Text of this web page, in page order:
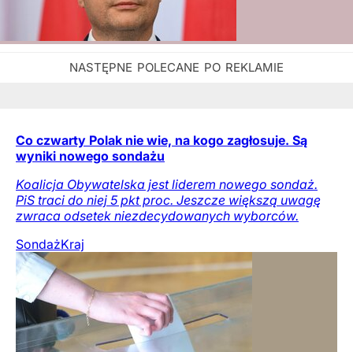
Co czwarty Polak nie wie, na kogo zagłosuje. Są
wyniki nowego sondażu
Koalicja Obywatelska jest liderem nowego sondaż.
PiS traci do niej 5 pkt proc. Jeszcze większą uwagę
zwraca odsetek niezdecydowanych wyborców.
SondażKraj